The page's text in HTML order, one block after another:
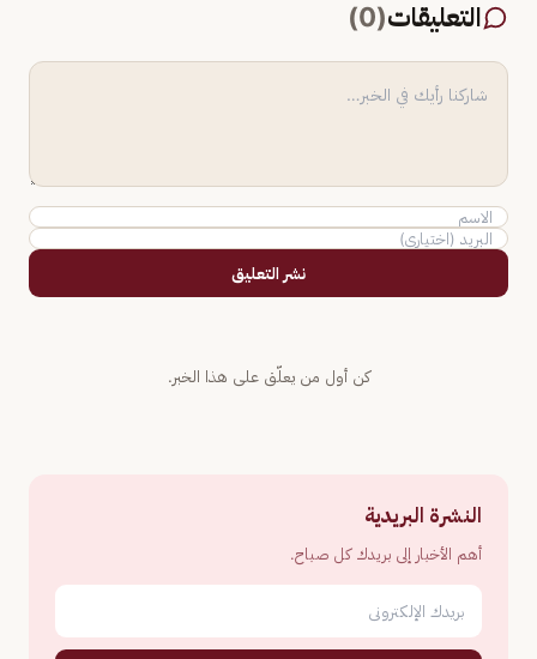
التعليقات(
0
)
نشر التعليق
كن أول من يعلّق على هذا الخبر.
النشرة البريدية
أهم الأخبار إلى بريدك كل صباح.